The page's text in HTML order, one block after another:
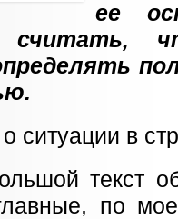
ее
считать,
ситуации в
текст
по